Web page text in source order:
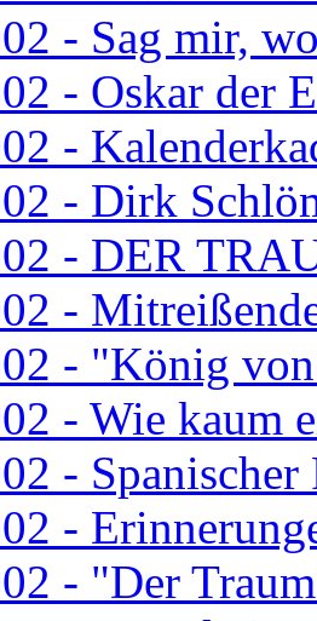
- Sag mir,
- Oskar der
-
- Dirk
- DER
-
- "König
- Wie kaum
-
-
- "Der